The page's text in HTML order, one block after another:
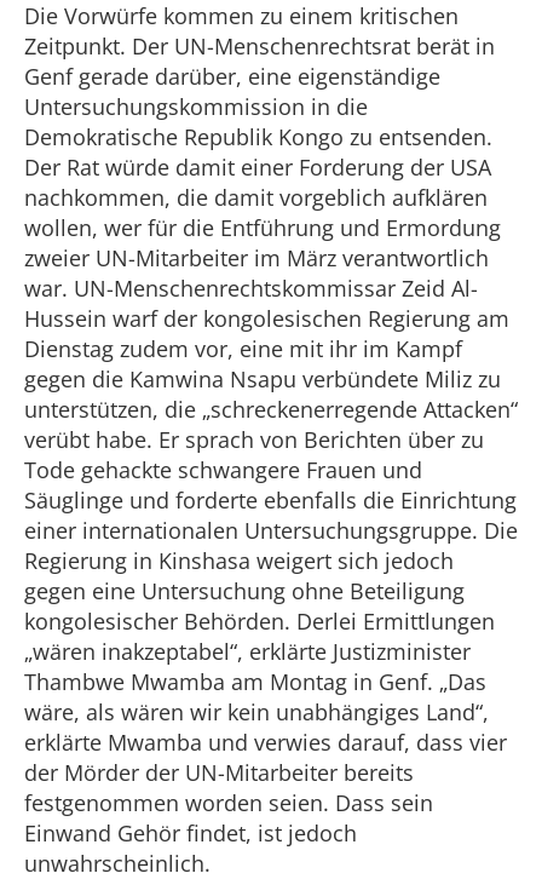
Die Vorwürfe kommen zu einem kritischen
Zeitpunkt. Der UN-Menschenrechtsrat berät in
Genf gerade darüber, eine eigenständige
Untersuchungskommission in die
Demokratische Republik Kongo zu entsenden.
Der Rat würde damit einer Forderung der USA
nachkommen, die damit vorgeblich aufklären
wollen, wer für die Entführung und Ermordung
zweier UN-Mitarbeiter im März verantwortlich
war. UN-Menschenrechtskommissar Zeid Al-
Hussein warf der kongolesischen Regierung am
Dienstag zudem vor, eine mit ihr im Kampf
gegen die Kamwina Nsapu verbündete Miliz zu
unterstützen, die „schreckenerregende Attacken“
verübt habe. Er sprach von Berichten über zu
Tode gehackte schwangere Frauen und
Säuglinge und forderte ebenfalls die Einrichtung
einer internationalen Untersuchungsgruppe. Die
Regierung in Kinshasa weigert sich jedoch
gegen eine Untersuchung ohne Beteiligung
kongolesischer Behörden. Derlei Ermittlungen
„wären inakzeptabel“, erklärte Justizminister
Thambwe Mwamba am Montag in Genf. „Das
wäre, als wären wir kein unabhängiges Land“,
erklärte Mwamba und verwies darauf, dass vier
der Mörder der UN-Mitarbeiter bereits
festgenommen worden seien. Dass sein
Einwand Gehör findet, ist jedoch
unwahrscheinlich.